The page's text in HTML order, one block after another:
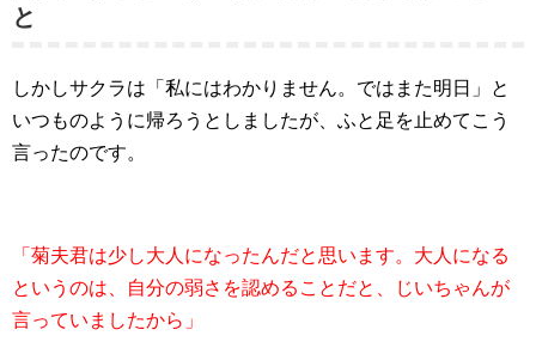
と
しかしサクラは「私にはわかりません。ではまた明日」と
いつものように帰ろうとしましたが、ふと足を止めてこう
言ったのです。
「菊夫君は少し大人になったんだと思います。大人になる
というのは、自分の弱さを認めることだと、じいちゃんが
言っていましたから」